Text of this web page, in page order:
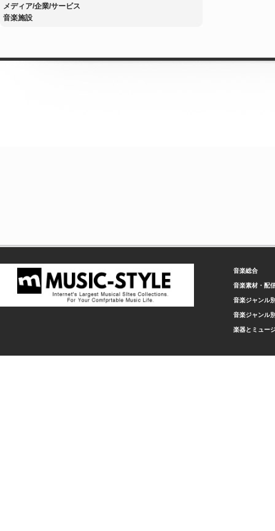
メディア/企業/サービス
音楽施設
音楽総合
音楽素材・配
音楽ジャンル
音楽ジャンル
楽器とミュー